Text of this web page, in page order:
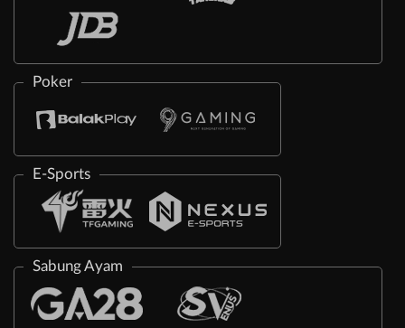
Poker
E-Sports
Sabung Ayam